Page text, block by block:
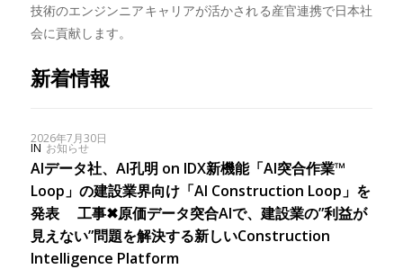
技術のエンジンニアキャリアが活かされる産官連携で日本社
会に貢献します。
新着情報
2026年7月30日
IN お知らせ
AIデータ社、AI孔明 on IDX新機能「AI突合作業™︎
Loop」の建設業界向け「AI Construction Loop」を
発表 工事✖︎原価データ突合AIで、建設業の”利益が
見えない”問題を解決する新しいConstruction
Intelligence Platform